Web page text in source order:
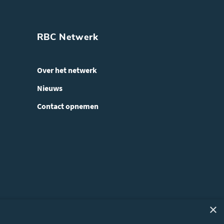
RBC Netwerk
Over het netwerk
Nieuws
Contact opnemen
×